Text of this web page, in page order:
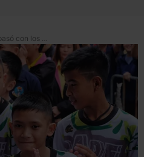
Rescate en Tailandia: qué pasó con los niños y con la cueva donde quedaron atrapados